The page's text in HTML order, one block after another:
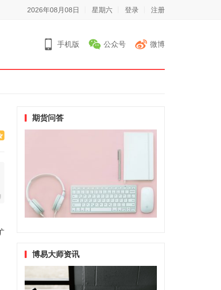
2026年08月08日 星期六 登录 注册
手机版 公众号 微博
期货问答
博易大师资讯